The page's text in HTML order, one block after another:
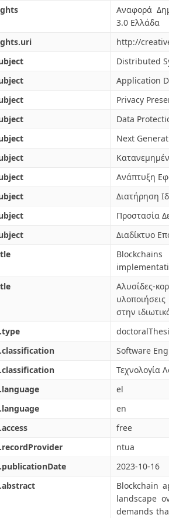
Αναφορά
3.0 Ελλάδα
http://
Distributed
Application
Privacy
Data
Next
Ανάπτυξη
Διατήρηση
Προστασία
Διαδίκτυο
στην
Software
Τεχνολογία
el
en
free
ntua
2023-10-16
Blockchain
landscape
demands